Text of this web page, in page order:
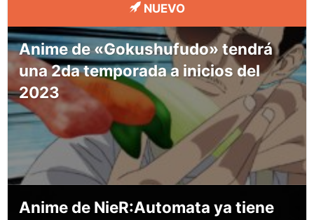
NUEVO
Anime de «Gokushufudo» tendrá
una 2da temporada a inicios del
2023
Anime de NieR:Automata ya tiene